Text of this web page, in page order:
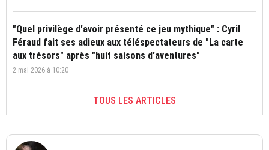
"Quel privilège d'avoir présenté ce jeu mythique" : Cyril
Féraud fait ses adieux aux téléspectateurs de "La carte
aux trésors" après "huit saisons d'aventures"
2 mai 2026 à 10:20
TOUS LES ARTICLES